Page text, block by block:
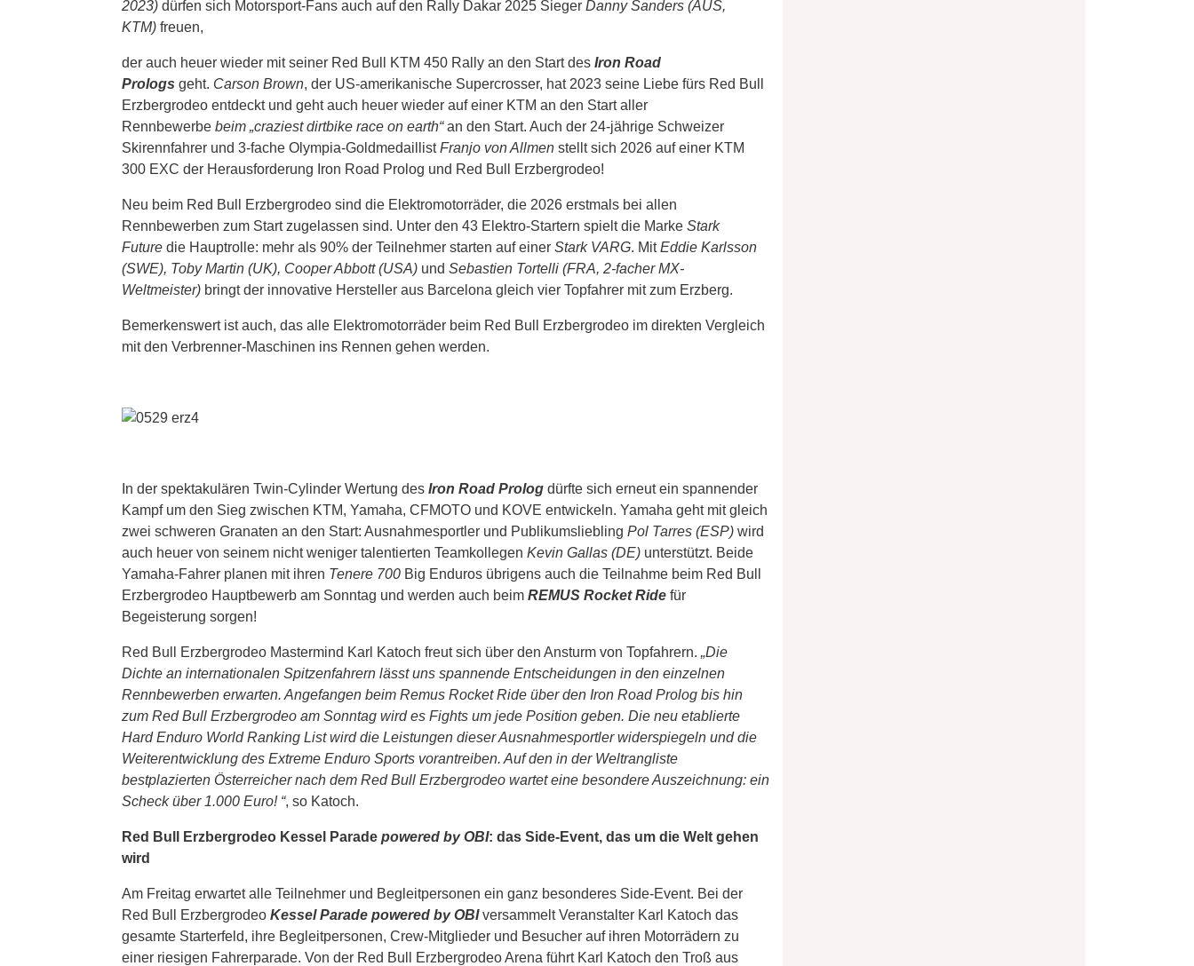
2023) dürfen sich Motorsport-Fans auch auf den Rally Dakar 2025 Sieger Danny Sanders (AUS,
KTM) freuen,
der auch heuer wieder mit seiner Red Bull KTM 450 Rally an den Start des Iron Road
Prologs geht. Carson Brown, der US-amerikanische Supercrosser, hat 2023 seine Liebe fürs Red Bull
Erzbergrodeo entdeckt und geht auch heuer wieder auf einer KTM an den Start aller
Rennbewerbe beim „craziest dirtbike race on earth“an den Start. Auch der 24-jährige Schweizer
Skirennfahrer und 3-fache Olympia-GoldmedaillistFranjo von Allmen stellt sich 2026 auf einer KTM
300 EXC der Herausforderung Iron Road Prolog und Red Bull Erzbergrodeo!
Neu beim Red Bull Erzbergrodeo sind die Elektromotorräder, die 2026 erstmals bei allen
Rennbewerben zum Start zugelassen sind. Unter den 43 Elektro-Startern spielt die Marke Stark
Future die Hauptrolle: mehr als 90% der Teilnehmer starten auf einer Stark VARG. MitEddie Karlsson
(SWE), Toby Martin (UK), Cooper Abbott (USA) und Sebastien Tortelli (FRA, 2-facher MX-
Weltmeister) bringt der innovative Hersteller aus Barcelona gleich vier Topfahrer mit zum Erzberg.
Bemerkenswert ist auch, das alle Elektromotorräder beim Red Bull Erzbergrodeo im direkten Vergleich
mit den Verbrenner-Maschinen ins Rennen gehen werden.
In der spektakulären Twin-Cylinder Wertung des Iron Road Prolog dürfte sich erneut ein spannender
Kampf um den Sieg zwischen KTM, Yamaha, CFMOTO und KOVE entwickeln. Yamaha geht mit gleich
zwei schweren Granaten an den Start: Ausnahmesportler und Publikumsliebling Pol Tarres (ESP) wird
auch heuer von seinem nicht weniger talentierten Teamkollegen Kevin Gallas (DE) unterstützt. Beide
Yamaha-Fahrer planen mit ihren Tenere 700 Big Enduros übrigens auch die Teilnahme beim Red Bull
Erzbergrodeo Hauptbewerb am Sonntag und werden auch beim REMUS Rocket Ride für
Begeisterung sorgen!
Red Bull Erzbergrodeo Mastermind Karl Katoch freut sich über den Ansturm von Topfahrern. „Die
Dichte an internationalen Spitzenfahrern lässt uns spannende Entscheidungen in den einzelnen
Rennbewerben erwarten. Angefangen beim Remus Rocket Ride über den Iron Road Prolog bis hin
zum Red Bull Erzbergrodeo am Sonntag wird es Fights um jede Position geben. Die neu etablierte
Hard Enduro World Ranking List wird die Leistungen dieser Ausnahmesportler widerspiegeln und die
Weiterentwicklung des Extreme Enduro Sports vorantreiben. Auf den in der Weltrangliste
bestplazierten Österreicher nach dem Red Bull Erzbergrodeo wartet eine besondere Auszeichnung: ein
Scheck über 1.000 Euro! “, so Katoch.
Red Bull Erzbergrodeo Kessel Parade powered by OBI: das Side-Event, das um die Welt gehen
wird
Am Freitag erwartet alle Teilnehmer und Begleitpersonen ein ganz besonderes Side-Event. Bei der
Red Bull Erzbergrodeo Kessel Parade powered by OBIversammelt Veranstalter Karl Katoch das
gesamte Starterfeld, ihre Begleitpersonen, Crew-Mitglieder und Besucher auf ihren Motorrädern zu
einer riesigen Fahrerparade. Von der Red Bull Erzbergrodeo Arena führt Karl Katoch den Troß aus